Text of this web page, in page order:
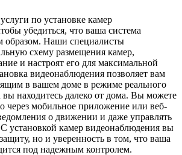
по установке камер
убедиться, что ваша система
образом. Наши специалисты
схему размещения камер,
и настроят его для максимальной
видеонаблюдения позволяет вам
в вашем доме в режиме реального
вы находитесь далеко от дома. Вы можете
через мобильное приложение или веб-
о движении и даже управлять
установкой камер видеонаблюдения вы
но и уверенность в том, что ваша
под надежным контролем.